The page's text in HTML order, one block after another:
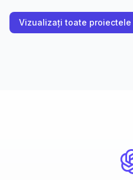
Vizualizați toate proiectele